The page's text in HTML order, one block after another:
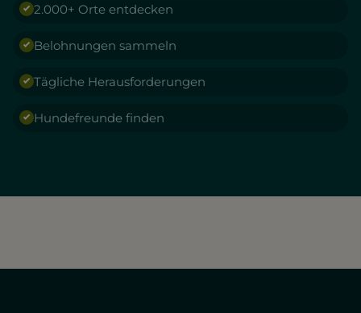
2.000+ Orte entdecken
Belohnungen sammeln
Tägliche Herausforderungen
Hundefreunde finden